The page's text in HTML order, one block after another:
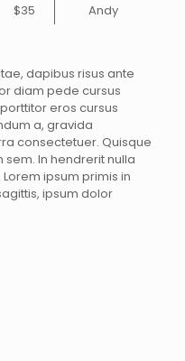
$35 Andy
dapibus risus ante
diam pede cursus
eros cursus
a, gravida
consectetuer. Quisque
sem. In hendrerit nulla
ipsum primis in
ipsum dolor